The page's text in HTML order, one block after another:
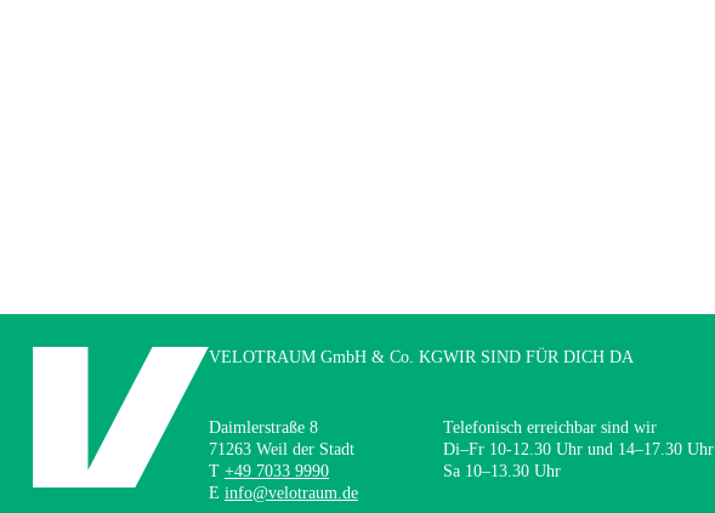
VELOTRAUM GmbH & Co. KG
Daimlerstraße 8
71263 Weil der Stadt
T +49 7033 9990
E info@velotraum.de
WIR SIND FÜR DICH DA
Telefonisch erreichbar sind wir
Di–Fr 10-12.30 Uhr und 14–17.30 Uhr
Sa 10–13.30 Uhr